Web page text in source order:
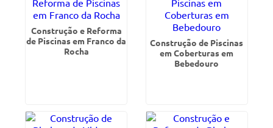
Construção e Reforma
de Piscinas em Franco da
Rocha
Construção de Piscinas
em Coberturas em
Bebedouro